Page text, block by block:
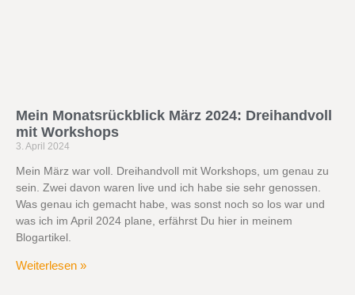
Mein Monatsrückblick März 2024: Dreihandvoll
mit Workshops
3. April 2024
Mein März war voll. Dreihandvoll mit Workshops, um genau zu
sein. Zwei davon waren live und ich habe sie sehr genossen.
Was genau ich gemacht habe, was sonst noch so los war und
was ich im April 2024 plane, erfährst Du hier in meinem
Blogartikel.
Weiterlesen »